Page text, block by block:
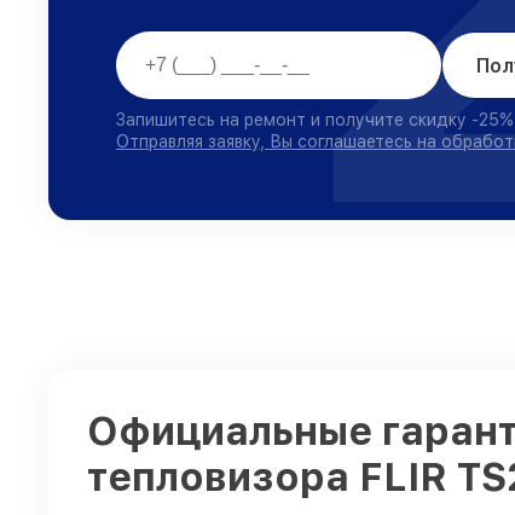
Запишитесь на ремонт и получите скидку -25%
Отправляя заявку, Вы соглашаетесь на
Официальные
тепловизора FLIR